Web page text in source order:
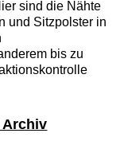
sind die Nähte
und Sitzpolster in
bis zu
Archiv